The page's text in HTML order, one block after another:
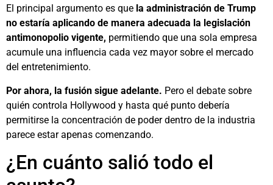
El principal argumento es que la administración de Trump
no estaría aplicando de manera adecuada la legislación
antimonopolio vigente, permitiendo que una sola empresa
acumule una influencia cada vez mayor sobre el mercado
del entretenimiento.
Por ahora, la fusión sigue adelante. Pero el debate sobre
quién controla Hollywood y hasta qué punto debería
permitirse la concentración de poder dentro de la industria
parece estar apenas comenzando.
¿En cuánto salió todo el